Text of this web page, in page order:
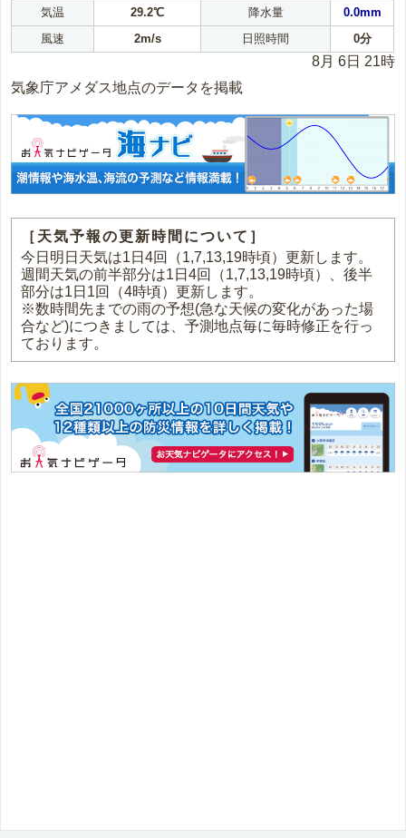
気温 29.2℃ 降水量
0.0mm
風速
2m/s 日照時間 0分
8月 6日 21時
気象庁アメダス地点のデータを掲載
［天気予報の更新時間について］
今日明日天気は1日4回（1,7,13,19時頃）更新します。
週間天気の前半部分は1日4回（1,7,13,19時頃）、後半
部分は1日1回（4時頃）更新します。
※数時間先までの雨の予想(急な天候の変化があった場
合など)につきましては、予測地点毎に毎時修正を行っ
ております。